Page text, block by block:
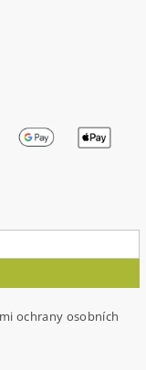
ochrany osobních